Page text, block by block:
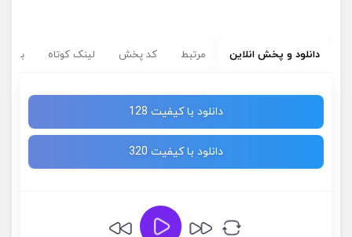
دانلود و پخش انلاین مرتبط کد پخش لینک کوتاه
دانلود با کیفیت 128
دانلود با کیفیت 320